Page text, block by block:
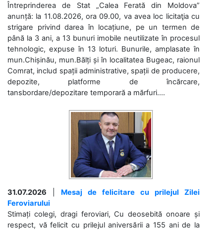
Întreprinderea de Stat „Calea Ferată din Moldova”
anunță: la 11.08.2026, ora 09.00, va avea loc licitaţia cu
strigare privind darea în locațiune, pe un termen de
până la 3 ani, a 13 bunuri imobile neutilizate în procesul
tehnologic, expuse în 13 loturi. Bunurile, amplasate în
mun.Chișinău, mun.Bălți și în localitatea Bugeac, raionul
Comrat, includ spații administrative, spații de producere,
depozite, platforme de încărcare,
tansbordare/depozitare temporară a mărfuri....
31.07.2026
Mesaj de felicitare cu prilejul Zilei
Feroviarului
Stimați colegi, dragi feroviari, Cu deosebită onoare și
respect, vă felicit cu prilejul aniversării a 155 ani de la